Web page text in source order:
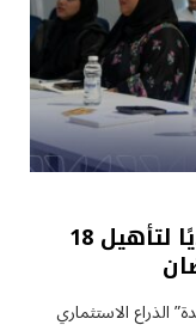
وادي جدة” تطلق معسكرًا رياديًا لتأهيل 18
جدة” الذراع الاستثماري